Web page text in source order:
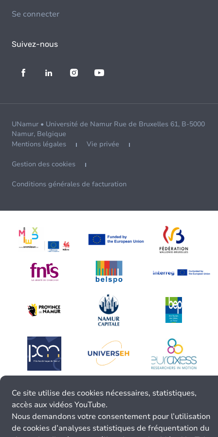
Se connecter
Suivez-nous
UNamur • Université de Namur Rue de Bruxelles 61, B-5000
Namur, Belgique
Mentions légales
Vie privée
Gestion des cookies
Conditions générales de facturation
Ce site utilise des cookies nécessaires, statistiques,
accès aux vidéos YouTube.
Nous demandons votre consentement pour l’utilisation
de cookies d’analyses statistiques de fréquentation du